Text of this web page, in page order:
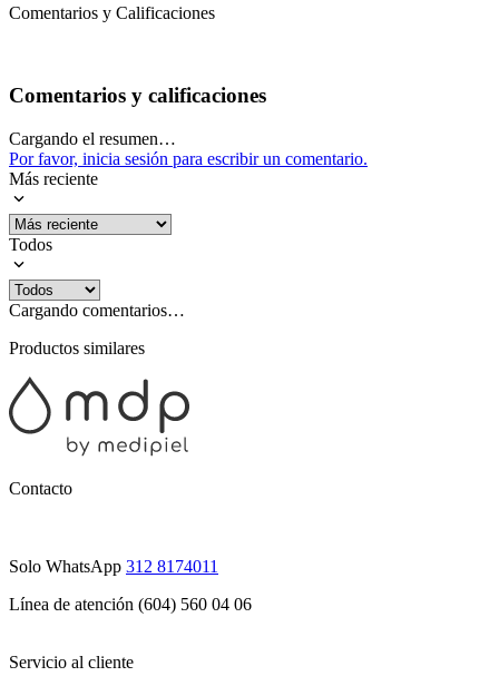
Comentarios y Calificaciones
Comentarios y calificaciones
Cargando el resumen…
Por favor, inicia sesión para escribir un comentario.
Más reciente
Todos
Cargando comentarios…
Productos similares
Contacto
Solo WhatsApp 312 8174011
Línea de atención (604) 560 04 06
Servicio al cliente